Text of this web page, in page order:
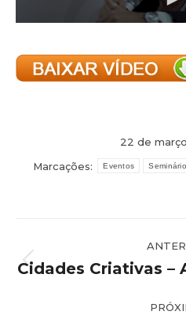
22 de
Marcações:
Eventos
de
Cidades Criativas –